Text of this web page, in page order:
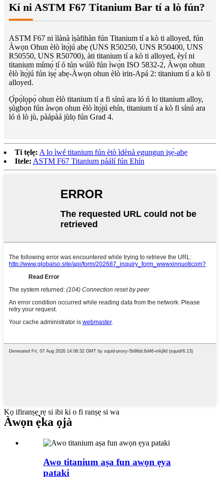
Kí ni ASTM F67 Titanium Bar tí a lò fún?
ASTM F67 ni ìlànà ìṣàfihàn fún Titanium tí a kò ti alloyed, fún
Àwọn Ohun èlò ìtọ́jú abẹ (UNS R50250, UNS R50400, UNS
R50550, UNS R50700), àti titanium tí a kò ti alloyed, èyí ni
titanium mímọ́ tí ó tún wúlò fún ìwọ̀n ISO 5832-2, Àwọn ohun
èlò ìtọ́jú fún iṣẹ́ abẹ-Àwọn ohun èlò irin-Apá 2: titanium tí a kò ti
alloyed.
Ọ̀pọ̀lọpọ̀ ohun èlò titanium tí a fi sínú ara ló ń lo titanium alloy,
ṣùgbọ́n fún àwọn ohun èlò ìtọ́jú ehín, titanium tí a kò fi sínú ara
ló ń lò jù, pàápàá jùlọ fún Grad 4.
Ti tẹlẹ: A lo ìwé titanium fún ètò ìdènà egungun iṣẹ́-abẹ
Itele: ASTM F67 Titanium páálí fún Ehín
Kọ ifiranṣẹ rẹ si ibi ki o fi ranṣẹ si wa
Àwọn ẹ̀ka ọjà
Awo titanium aṣa fun awọn ẹya
pataki